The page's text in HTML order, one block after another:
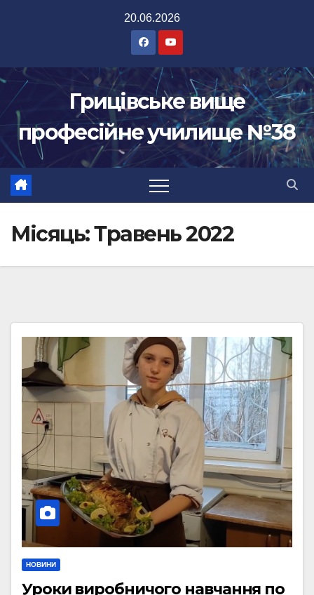
20.06.2026
Грицівське вище
професійне училище №38
Місяць:Травень 2022
НОВИНИ
Уроки виробничого навчання по